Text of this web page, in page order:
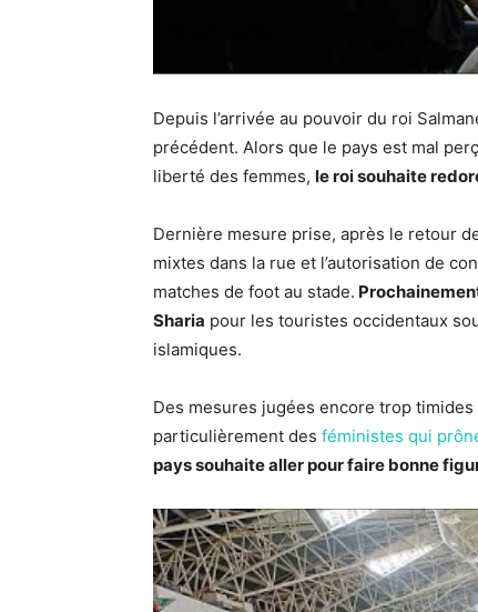
Depuis l’arrivée au pouvoir du roi
précédent. Alors que le pays est mal
liberté des femmes, le roi souhaite
Dernière mesure prise, après le retour
mixtes dans la rue et l’autorisation de
matches de foot au stade.
Sharia pour les touristes occidentaux
islamiques.
Des mesures jugées encore trop
particulièrement des féministes qui
pays souhaite aller pour faire bonne